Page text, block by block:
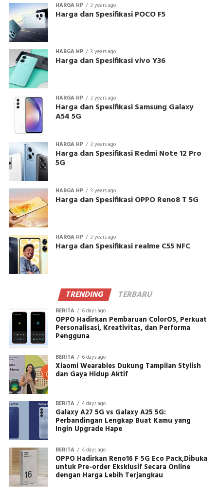
HARGA HP 3 years ago
Harga dan Spesifikasi POCO F5
HARGA HP 3 years ago
Harga dan Spesifikasi vivo Y36
HARGA HP 3 years ago
Harga dan Spesifikasi Samsung Galaxy
A54 5G
HARGA HP 3 years ago
Harga dan Spesifikasi Redmi Note 12 Pro
5G
HARGA HP 3 years ago
Harga dan Spesifikasi OPPO Reno8 T 5G
HARGA HP 3 years ago
Harga dan Spesifikasi realme C55 NFC
TRENDING TERBARU
BERITA 6 days ago
OPPO Hadirkan Pembaruan ColorOS, Perkuat
Personalisasi, Kreativitas, dan Performa
Pengguna
BERITA 6 days ago
Xiaomi Wearables Dukung Tampilan Stylish
dan Gaya Hidup Aktif
BERITA 4 days ago
Galaxy A27 5G vs Galaxy A25 5G:
Perbandingan Lengkap Buat Kamu yang
Ingin Upgrade Hape
BERITA 4 days ago
OPPO Hadirkan Reno16 F 5G Eco Pack,Dibuka
untuk Pre-order Eksklusif Secara Online
dengan Harga Lebih Terjangkau